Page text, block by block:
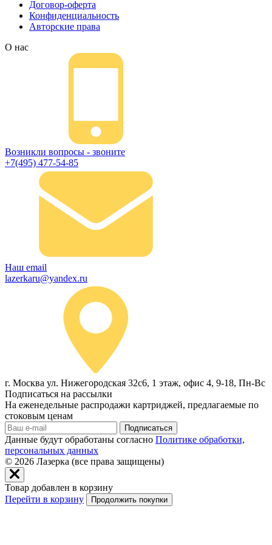
Договор-оферта
Конфиденциальность
Авторские права
О нас
Возникли вопросы - звоните
+7(495) 477-54-85
Наш email
lazerkaru@yandex.ru
г. Москва ул. Нижегородская 32с6, 1 этаж, офис 4, 9-18, Пн-Вс
Подписаться на рассылки
На еженедельные распродажи картриджей, предлагаемые по
стоковым ценам
Подписаться
Данные будут обработаны согласно Политике обработки,
персональных данных
© 2026 Лазерка (все права защищены)
Товар добавлен в корзину
Перейти в корзину
Продолжить покупки